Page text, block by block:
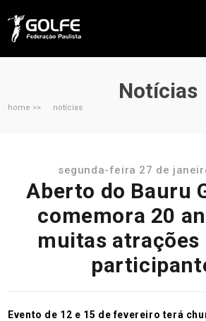
Notícias
home >> notícias
segunda-feira 27 de
Aberto do Bauru
comemora 20
muitas atrações
Evento de 12 e 15 de fevereiro terá